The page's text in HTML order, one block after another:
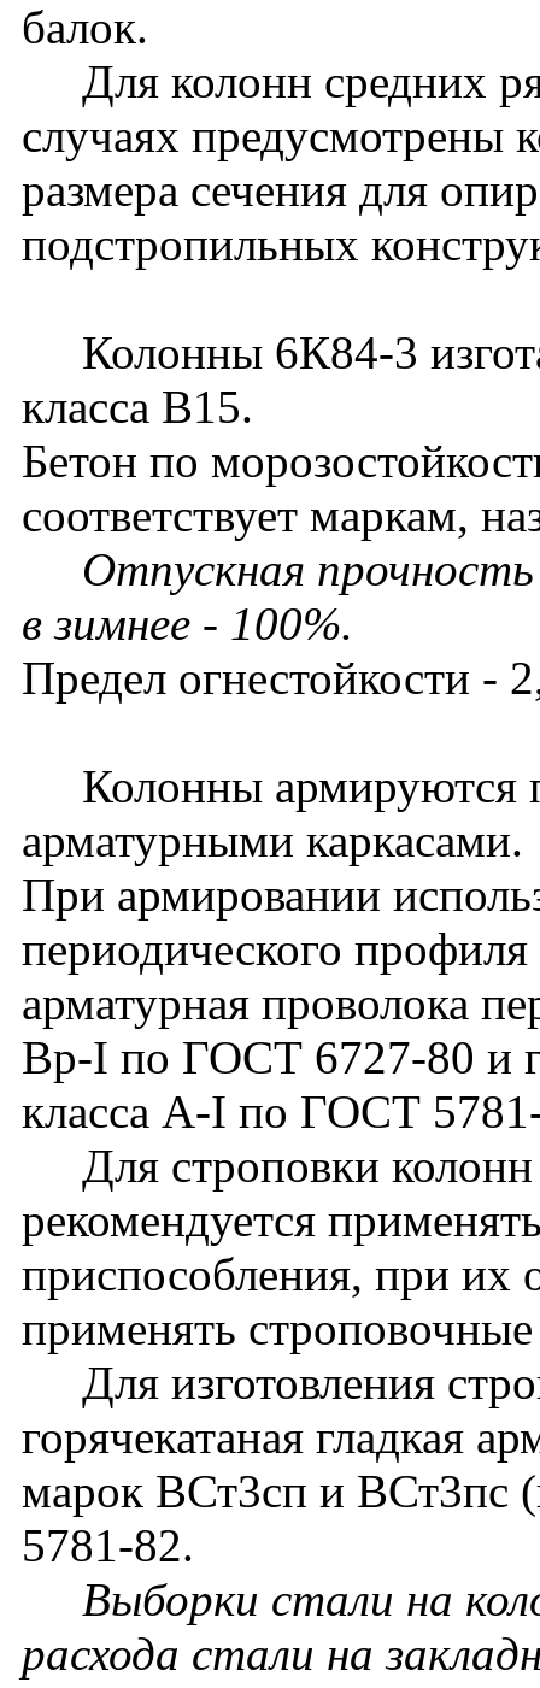
балок.
Для колонн средних
случаях предусмотрены
размера сечения для
подстропильных
Колонны 6К84-3
класса В15.
Бетон по
соответствует маркам,
Отпускная
в зимнее - 100%.
Предел огнестойкости -
Колонны армируются
арматурными каркасами.
При армировании
периодического
арматурная проволока
Вр-I по ГОСТ 6727-80 и
класса A-I по ГОСТ
Для строповки колонн
рекомендуется
приспособления, при их
применять
Для изготовления
горячекатаная гладкая
марок ВСт3сп и ВСт3пс
5781-82.
Выборки стали на
расхода стали на